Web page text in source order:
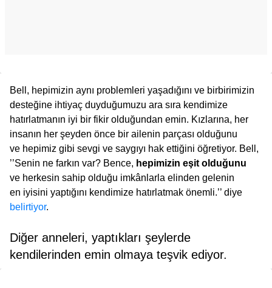
Bell, hepimizin aynı problemleri yaşadığını ve birbirimizin
desteğine ihtiyaç duyduğumuzu ara sıra kendimize
hatırlatmanın iyi bir fikir olduğundan emin. Kızlarına, her
insanın her şeyden önce bir ailenin parçası olduğunu
ve hepimiz gibi sevgi ve saygıyı hak ettiğini öğretiyor. Bell,
’’Senin ne farkın var? Bence, hepimizin eşit olduğunu
ve herkesin sahip olduğu imkânlarla elinden gelenin
en iyisini yaptığını kendimize hatırlatmak önemli.’’ diye
belirtiyor.
Diğer anneleri, yaptıkları şeylerde
kendilerinden emin olmaya teşvik ediyor.